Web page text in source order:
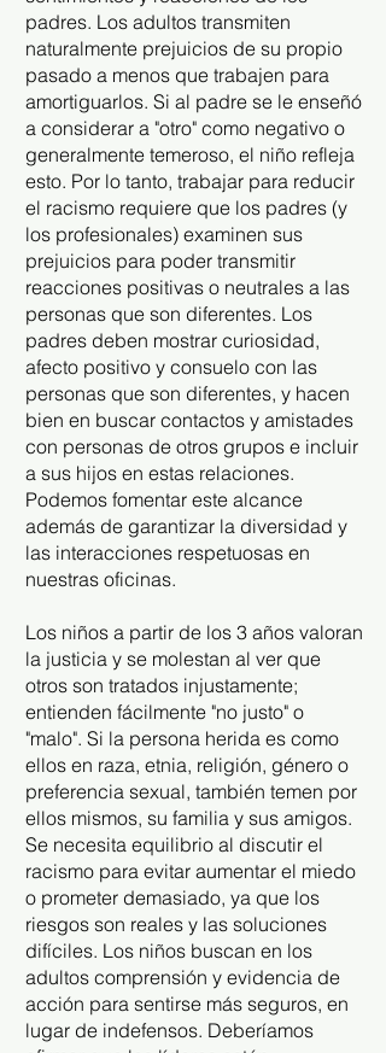
padres. Los adultos transmiten
naturalmente prejuicios de su propio
pasado a menos que trabajen para
amortiguarlos. Si al padre se le enseñó
a considerar a "otro" como negativo o
generalmente temeroso, el niño refleja
esto. Por lo tanto, trabajar para reducir
el racismo requiere que los padres (y
los profesionales) examinen sus
prejuicios para poder transmitir
reacciones positivas o neutrales a las
personas que son diferentes. Los
padres deben mostrar curiosidad,
afecto positivo y consuelo con las
personas que son diferentes, y hacen
bien en buscar contactos y amistades
con personas de otros grupos e incluir
a sus hijos en estas relaciones.
Podemos fomentar este alcance
además de garantizar la diversidad y
las interacciones respetuosas en
nuestras oficinas.
Los niños a partir de los 3 años valoran
la justicia y se molestan al ver que
otros son tratados injustamente;
entienden fácilmente "no justo" o
"malo". Si la persona herida es como
ellos en raza, etnia, religión, género o
preferencia sexual, también temen por
ellos mismos, su familia y sus amigos.
Se necesita equilibrio al discutir el
racismo para evitar aumentar el miedo
o prometer demasiado, ya que los
riesgos son reales y las soluciones
difíciles. Los niños buscan en los
adultos comprensión y evidencia de
acción para sentirse más seguros, en
lugar de indefensos. Deberíamos